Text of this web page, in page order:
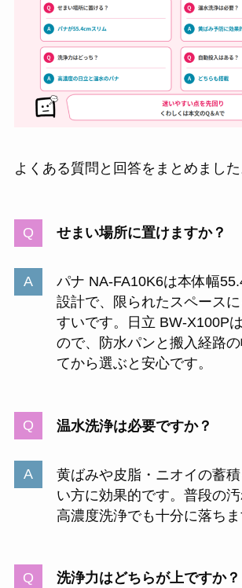
よくある質問と回答をまとめました
せまい場所に置けますか？
パナ NA-FA10K6は本体幅
設計で、限られたスペース
すいです。日立 BW-X100P
ので、防水パンと搬入経路
てから選ぶと安心です。
温水洗浄は必要ですか？
黄ばみや皮脂・ニオイの蓄
い方に効果的です。普段の
高濃度洗浄でも十分に落ちま
洗浄力はどちらが上ですか？